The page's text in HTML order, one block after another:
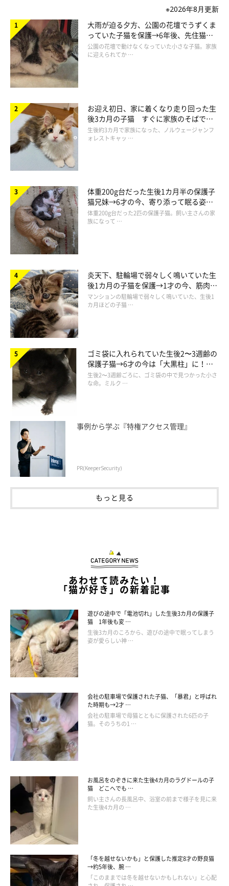
今度は弟・熊之助くんからも
＠toranosuke.m
今度は逆になり、熊之助くんがペロペロ。虎之助くんのこの表情
「あー気持ちいいニャ……♡」
※2026年8月更新
大雨が迫る夕方、公園の花壇でうずくま
っていた子猫を保護→6年後、先住猫
と“姉妹”のような関係に
公園の花壇で動けなくなっていた小さな子猫。家族
に迎えられてか …
お迎え初日、家に着くなり走り回った生
後3カ月の子猫 すぐに家族のそばで落
ち着く姿に「迎えてよかった」
生後約3カ月で家族になった、ノルウェージャンフ
ォレストキャッ …
体重200g台だった生後1カ月半の保護子
猫兄妹→6才の今、寄り添って眠る姿に
ほっこり！
体重200g台だった2匹の保護子猫。飼い主さんの家
族になって …
炎天下、駐輪場で弱々しく鳴いていた生
後1カ月の子猫を保護→1才の今、筋肉質
でツンデレなコに成長
マンションの駐輪場で弱々しく鳴いていた、生後1
カ月ほどの子猫 …
ゴミ袋に入れられていた生後2〜3週齢の
保護子猫→6才の今は「大黒柱」に！
美しい黒猫に成長した姿にグッとくる
生後2〜3週齢ごろに、ゴミ袋の中で見つかった小さ
な命。ミルク …
事例から学ぶ『特権アクセス管理』
PR(KeeperSecurity)
もっと見る
あわせて読みたい！
「猫が好き」の新着記事
遊びの途中で「電池切れ」した生後3カ月の保護子
猫 1年後も変 …
生後3カ月のころから、遊びの途中で眠ってしまう
姿が愛らしい神 …
会社の駐車場で保護された子猫、「暴君」と呼ばれ
た時期も→2才 …
会社の駐車場で母猫とともに保護された6匹の子
猫。そのうちの1 …
お風呂をのぞきに来た生後4カ月のラグドールの子
猫 どこへでも …
飼い主さんの長風呂中、浴室の前まで様子を見に来
た生後4カ月の …
「冬を越せないかも」と保護した推定8才の野良猫
→約5年後、腕 …
「このままでは冬を越せないかもしれない」と心配